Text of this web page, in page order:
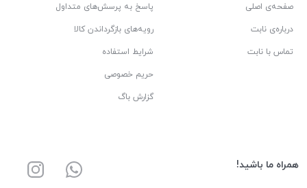
صفحه‌ی اصلی
درباره‌ی نابت
تماس با نابت
پاسخ به پرسش‌های متداول
رویه‌های بازگرداندن کالا
شرایط استفاده
حریم خصوصی
گزارش باگ
همراه ما باشید!